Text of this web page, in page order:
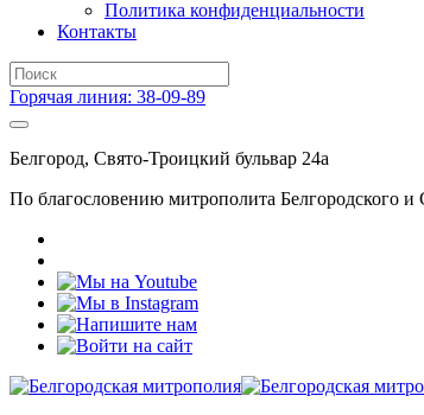
Политика конфиденциальности
Контакты
Горячая линия: 38-09-89
Белгород, Свято-Троицкий бульвар 24а
По благословению митрополита Белгородского и